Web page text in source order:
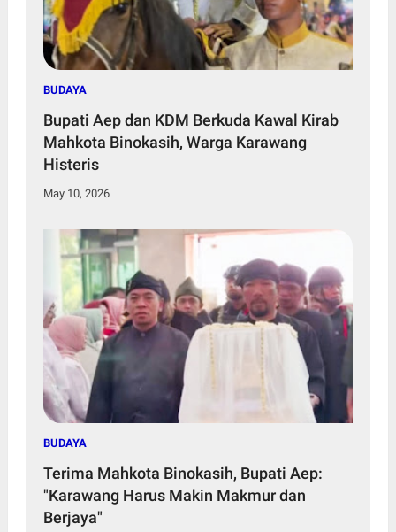
BUDAYA
Bupati Aep dan KDM Berkuda Kawal Kirab
Mahkota Binokasih, Warga Karawang
Histeris
May 10, 2026
BUDAYA
Terima Mahkota Binokasih, Bupati Aep:
"Karawang Harus Makin Makmur dan
Berjaya"